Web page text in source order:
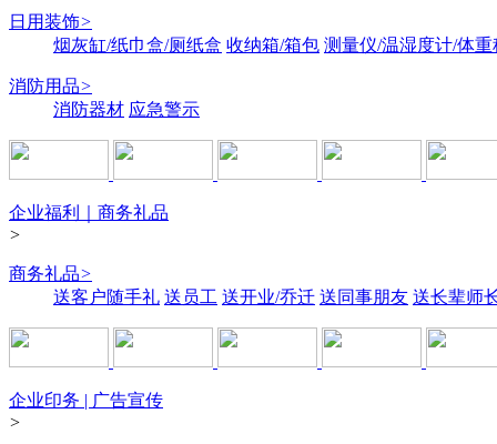
日用装饰>
烟灰缸/纸巾盒/厕纸盒 收纳箱/箱包 测量仪/温湿度计/体重
消防用品>
消防器材 应急警示
企业福利｜商务礼品
>
商务礼品>
送客户随手礼 送员工 送开业/乔迁 送同事朋友 送长辈师
企业印务 | 广告宣传
>